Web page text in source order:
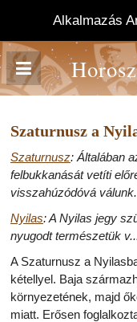
Alkalmazás
Szaturnusz a
Szaturnusz: Általában
felbukkanását vetíti
visszahúzódóvá válunk.
Nyilas: A Nyilas jegy
nyugodt természetük
A Szaturnusz a
kétellyel. Baja
környezetének, majd
miatt. Erősen